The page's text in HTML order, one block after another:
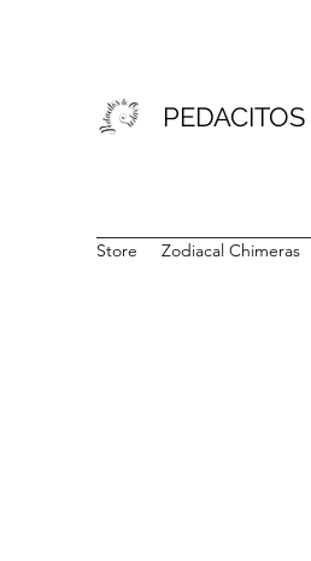
Store Zodiacal Chimeras